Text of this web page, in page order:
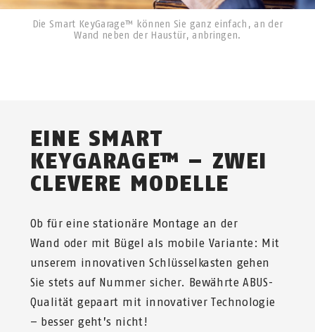
Die Smart KeyGarage™ können Sie ganz einfach, an der
Wand neben der Haustür, anbringen.
EINE SMART
KEYGARAGE™ – ZWEI
CLEVERE MODELLE
Ob für eine stationäre Montage an der
Wand oder mit Bügel als mobile Variante: Mit
unserem innovativen Schlüsselkasten gehen
Sie stets auf Nummer sicher. Bewährte ABUS-
Qualität gepaart mit innovativer Technologie
– besser geht’s nicht!